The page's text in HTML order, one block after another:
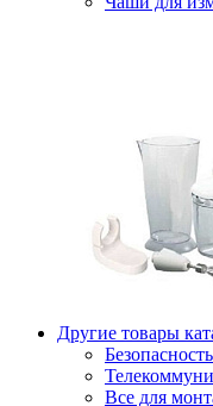
Другие товары
Все для